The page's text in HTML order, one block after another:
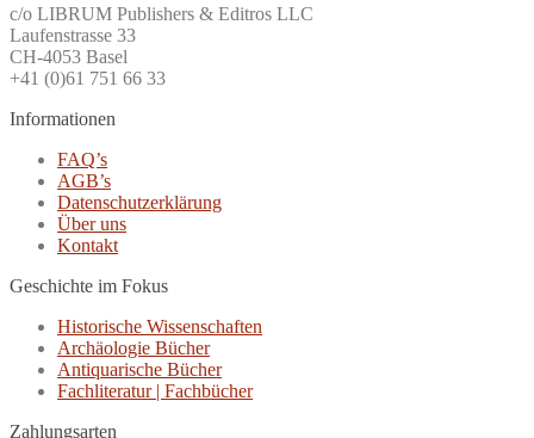
c/o LIBRUM Publishers & Editros LLC
Laufenstrasse 33
CH-4053 Basel
+41 (0)61 751 66 33
Informationen
FAQ’s
AGB’s
Datenschutzerklärung
Über uns
Kontakt
Geschichte im Fokus
Historische Wissenschaften
Archäologie Bücher
Antiquarische Bücher
Fachliteratur | Fachbücher
Zahlungsarten